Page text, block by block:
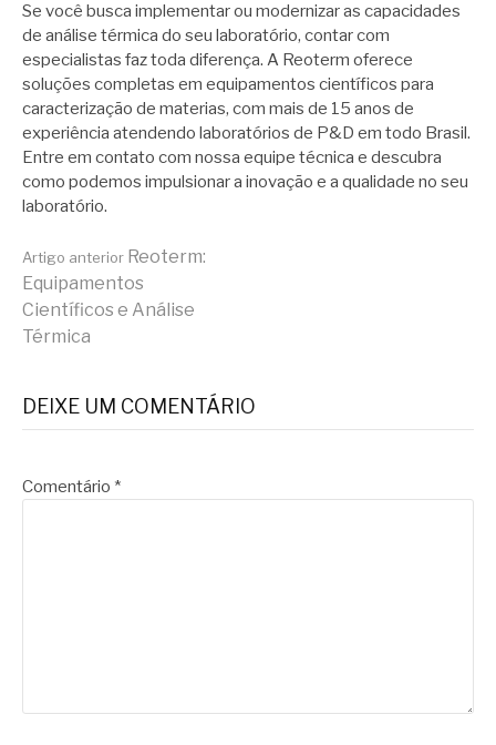
Se você busca implementar ou modernizar as capacidades
de análise térmica do seu laboratório, contar com
especialistas faz toda diferença. A Reoterm oferece
soluções completas em equipamentos científicos para
caracterização de materias, com mais de 15 anos de
experiência atendendo laboratórios de P&D em todo Brasil.
Entre em contato com nossa equipe técnica e descubra
como podemos impulsionar a inovação e a qualidade no seu
laboratório.
Continue
lendo
Artigo anterior Reoterm:
Equipamentos
Científicos e Análise
Térmica
DEIXE UM COMENTÁRIO
Comentário *